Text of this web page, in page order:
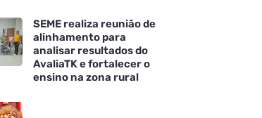
SEME realiza reunião de
alinhamento para
analisar resultados do
AvaliaTK e fortalecer o
ensino na zona rural